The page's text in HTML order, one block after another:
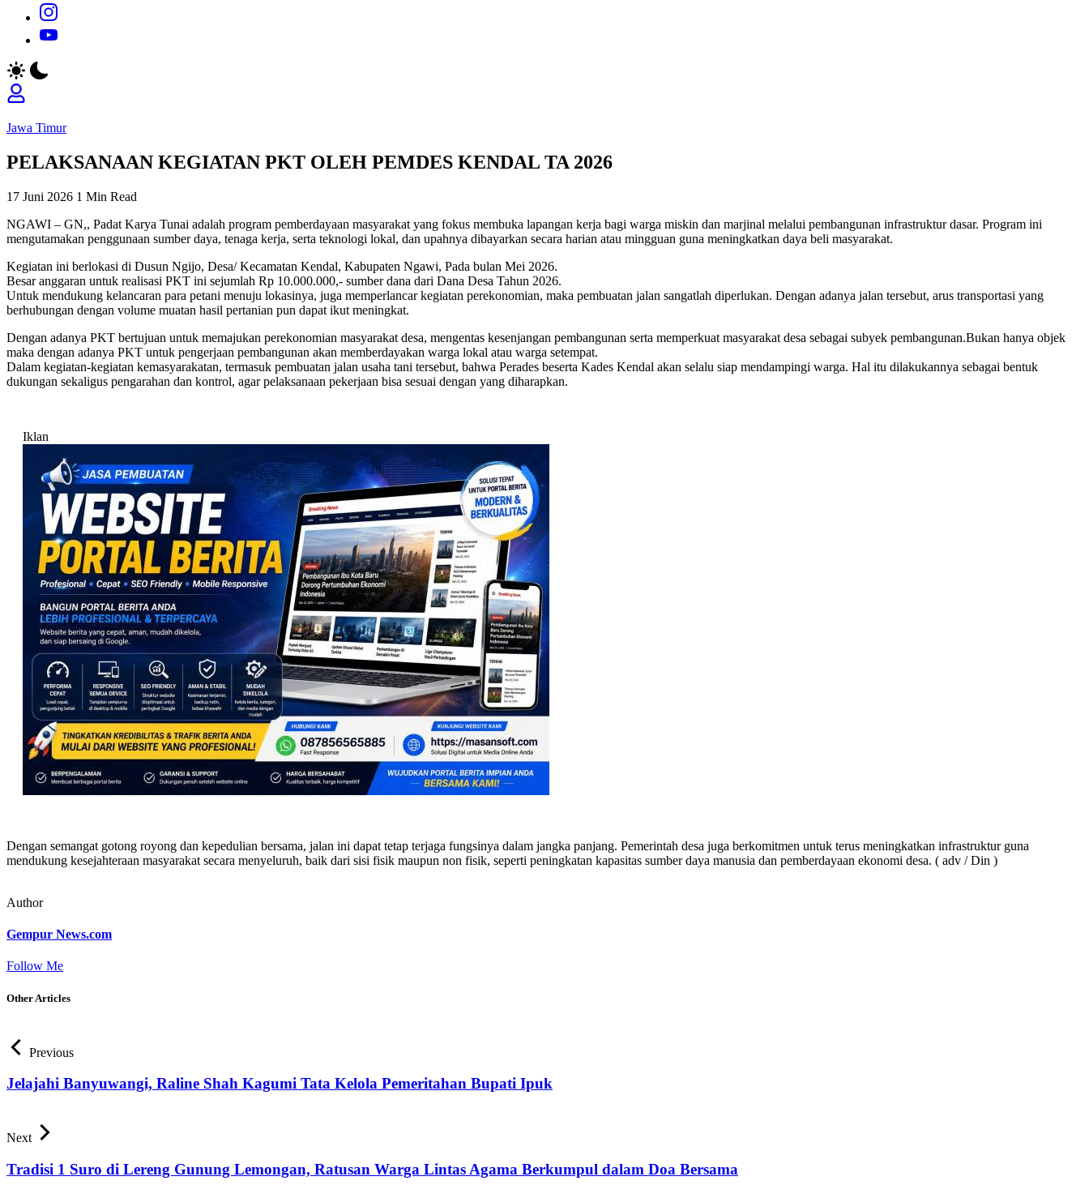
https://www.instagram.com/
https://youtube.com/
Jawa Timur
PELAKSANAAN KEGIATAN PKT OLEH PEMDES KENDAL TA 2026
17 Juni 2026 1 Min Read
NGAWI – GN,, Padat Karya Tunai adalah program pemberdayaan masyarakat yang fokus membuka lapangan kerja bagi warga miskin dan marjinal melalui pembangunan infrastruktur dasar. Program ini
mengutamakan penggunaan sumber daya, tenaga kerja, serta teknologi lokal, dan upahnya dibayarkan secara harian atau mingguan guna meningkatkan daya beli masyarakat.
Kegiatan ini berlokasi di Dusun Ngijo, Desa/ Kecamatan Kendal, Kabupaten Ngawi, Pada bulan Mei 2026.
Besar anggaran untuk realisasi PKT ini sejumlah Rp 10.000.000,- sumber dana dari Dana Desa Tahun 2026.
Untuk mendukung kelancaran para petani menuju lokasinya, juga memperlancar kegiatan perekonomian, maka pembuatan jalan sangatlah diperlukan. Dengan adanya jalan tersebut, arus transportasi yang
berhubungan dengan volume muatan hasil pertanian pun dapat ikut meningkat.
Dengan adanya PKT bertujuan untuk memajukan perekonomian masyarakat desa, mengentas kesenjangan pembangunan serta memperkuat masyarakat desa sebagai subyek pembangunan.Bukan hanya objek
maka dengan adanya PKT untuk pengerjaan pembangunan akan memberdayakan warga lokal atau warga setempat.
Dalam kegiatan-kegiatan kemasyarakatan, termasuk pembuatan jalan usaha tani tersebut, bahwa Perades beserta Kades Kendal akan selalu siap mendampingi warga. Hal itu dilakukannya sebagai bentuk
dukungan sekaligus pengarahan dan kontrol, agar pelaksanaan pekerjaan bisa sesuai dengan yang diharapkan.
Iklan
Dengan semangat gotong royong dan kepedulian bersama, jalan ini dapat tetap terjaga fungsinya dalam jangka panjang. Pemerintah desa juga berkomitmen untuk terus meningkatkan infrastruktur guna
mendukung kesejahteraan masyarakat secara menyeluruh, baik dari sisi fisik maupun non fisik, seperti peningkatan kapasitas sumber daya manusia dan pemberdayaan ekonomi desa. ( adv / Din )
Author
Gempur News.com
Follow Me
Other Articles
Previous
Jelajahi Banyuwangi, Raline Shah Kagumi Tata Kelola Pemeritahan Bupati Ipuk
Next
Tradisi 1 Suro di Lereng Gunung Lemongan, Ratusan Warga Lintas Agama Berkumpul dalam Doa Bersama